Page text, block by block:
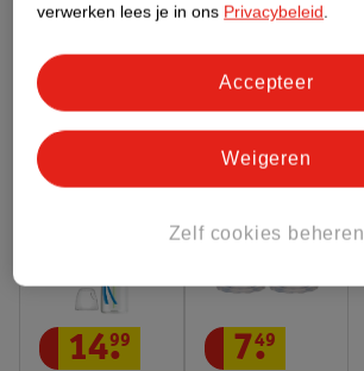
Dr. Brown's Alle Zuigspenen
Hoe controleren wij de reviews?
ANDEREN KOCHTEN OOK
14.
99 7.
49
verwerken lees je in ons Privacybeleid.
Zelf cookies beheren
Weigeren
Accepteer